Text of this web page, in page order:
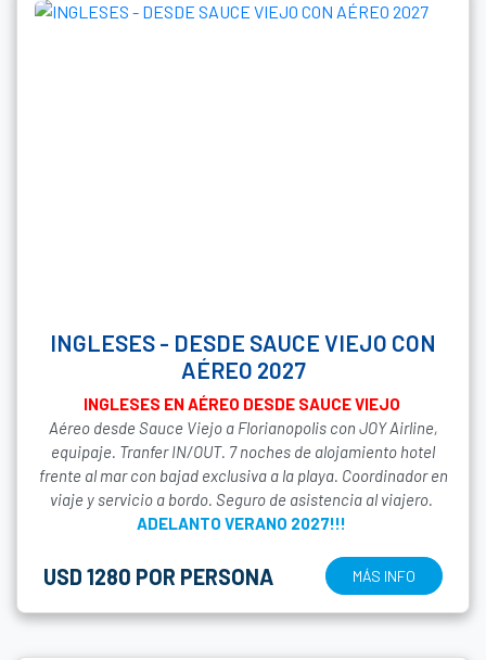
INGLESES - DESDE SAUCE VIEJO CON
AÉREO 2027
INGLESES EN AÉREO DESDE SAUCE VIEJO
Aéreo desde Sauce Viejo a Florianopolis con JOY Airline,
equipaje. Tranfer IN/OUT. 7 noches de alojamiento hotel
frente al mar con bajad exclusiva a la playa. Coordinador en
viaje y servicio a bordo. Seguro de asistencia al viajero.
ADELANTO VERANO 2027!!!
USD 1280 POR PERSONA MÁS INFO